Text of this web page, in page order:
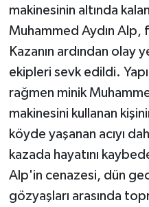
makinesinin altında
Muhammed Aydın Alp,
Kazanın ardından olay
ekipleri sevk edildi.
rağmen minik
makinesini kullanan
köyde yaşanan acıyı
kazada hayatını
Alp'in cenazesi, dün
gözyaşları arasında